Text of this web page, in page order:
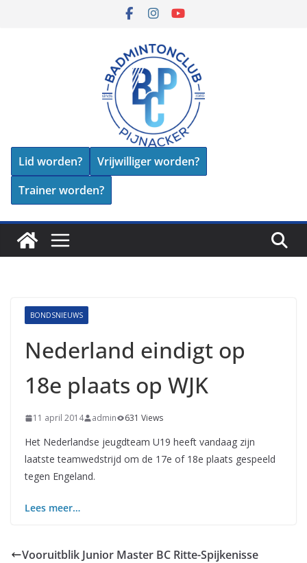
Lid worden?
Vrijwilliger worden?
Trainer worden?
BONDSNIEUWS
Nederland eindigt op
18e plaats op WJK
11 april 2014 admin 631 Views
Het Nederlandse jeugdteam U19 heeft vandaag zijn
laatste teamwedstrijd om de 17e of 18e plaats gespeeld
tegen Engeland.
Lees meer…
Vooruitblik Junior Master BC Ritte-Spijkenisse